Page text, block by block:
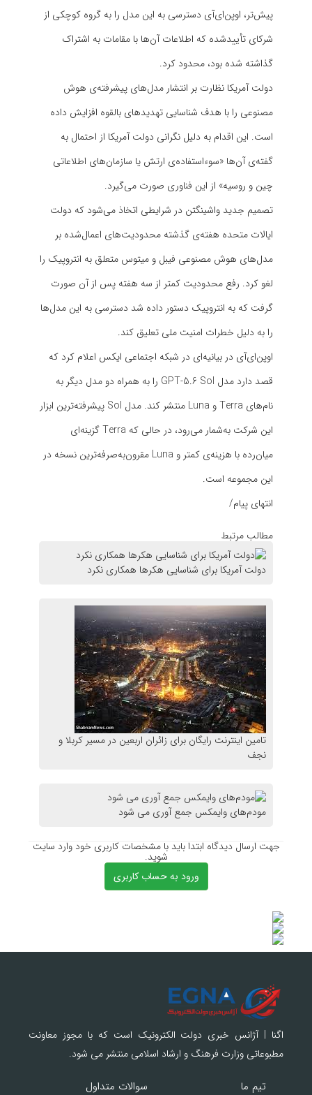
پیش‌تر، اوپن‌ای‌آی دسترسی به این مدل را به گروه کوچکی از
شرکای تأییدشده که اطلاعات آن‌ها با مقامات به اشتراک
گذاشته شده بود، محدود کرد.
دولت آمریکا نظارت بر انتشار مدل‌های پیشرفته‌ی هوش
مصنوعی را با هدف شناسایی تهدیدهای بالقوه افزایش داده
است. این اقدام به دلیل نگرانی دولت آمریکا از احتمال به
گفته‌ی آن‌ها «سوءاستفاده‌ی ارتش یا سازمان‌های اطلاعاتی
چین و روسیه» از این فناوری صورت می‌گیرد.
تصمیم جدید واشینگتن در شرایطی اتخاذ می‌شود که دولت
ایالات متحده هفته‌ی گذشته محدودیت‌های اعمال‌شده بر
مدل‌های هوش مصنوعی فیبل و میتوس متعلق به انتروپیک را
لغو کرد. رفع محدودیت کمتر از سه هفته پس از آن صورت
گرفت که به انتروپیک دستور داده شد دسترسی به این مدل‌ها
را به دلیل خطرات امنیت ملی تعلیق کند.
اوپن‌ای‌آی در بیانیه‌ای در شبکه اجتماعی ایکس اعلام کرد که
قصد دارد مدل GPT-5.6 Sol را به همراه دو مدل دیگر به
نام‌های Terra و Luna منتشر کند. مدل Sol پیشرفته‌ترین ابزار
این شرکت به‌شمار می‌رود، در حالی که Terra گزینه‌ای
میان‌رده با هزینه‌ی کمتر و Luna مقرون‌به‌صرفه‌ترین نسخه در
این مجموعه است.
انتهای پیام/
مطالب مرتبط
دولت آمریکا برای شناسایی هکر‌ها همکاری نکرد
تامین اینترنت رایگان برای زائران اربعین در مسیر کربلا و
نجف
مودم‌های وایمکس جمع آوری می شود
جهت ارسال دیدگاه ابتدا باید با مشخصات کاربری خود وارد سایت
شوید.
ورود به حساب کاربری
اگنا | آژانس خبری دولت الکترونیک است که با مجوز معاونت
مطبوعاتی وزارت فرهنگ و ارشاد اسلامی منتشر می شود.
تیم ما سوالات متداول